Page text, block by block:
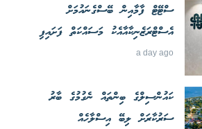
ސްޓޭޓް ފާމާއިން ބޭސްގެނައުމަށް
އެސްޓްރަޒެނިކާއާއެކު މަސައްކަތް ފަށައިފި
a day ago
ކައުންސިލްގެ ބިންތައް ނެގުމުގެ ބާރު
ސަރުކާރަށް ލިބޭ އިސްލާހެއް